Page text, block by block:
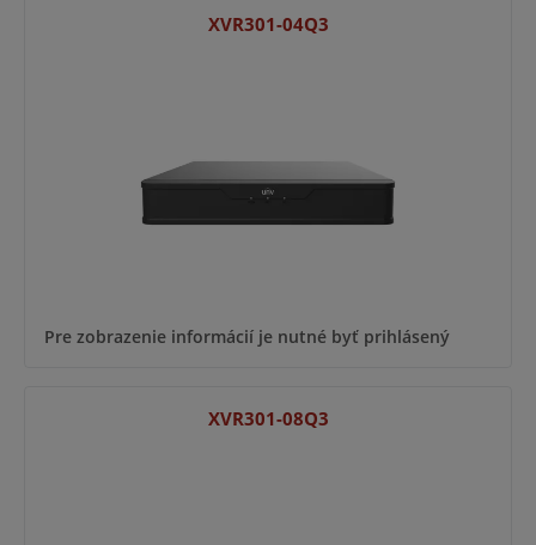
XVR301-04Q3
Pre zobrazenie informácií je nutné byť prihlásený
XVR301-08Q3